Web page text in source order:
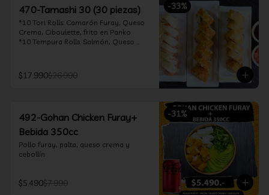
-33%
470-Tamashi 30 (30 piezas)
*10 Tori Rolls: Camarón Furay, Queso
Crema, Ciboulette, frito en Panko
*10 Tempura Rolls: Salmón, Queso
furay, queso crema y cebollín, envuelto
en salmón y bañado en salsa
$17.990$26.990
-31%
492-Gohan Chicken Furay+
Bebida 350cc
Pollo furay, palta, queso crema y
cebollín
$5.490$7.990